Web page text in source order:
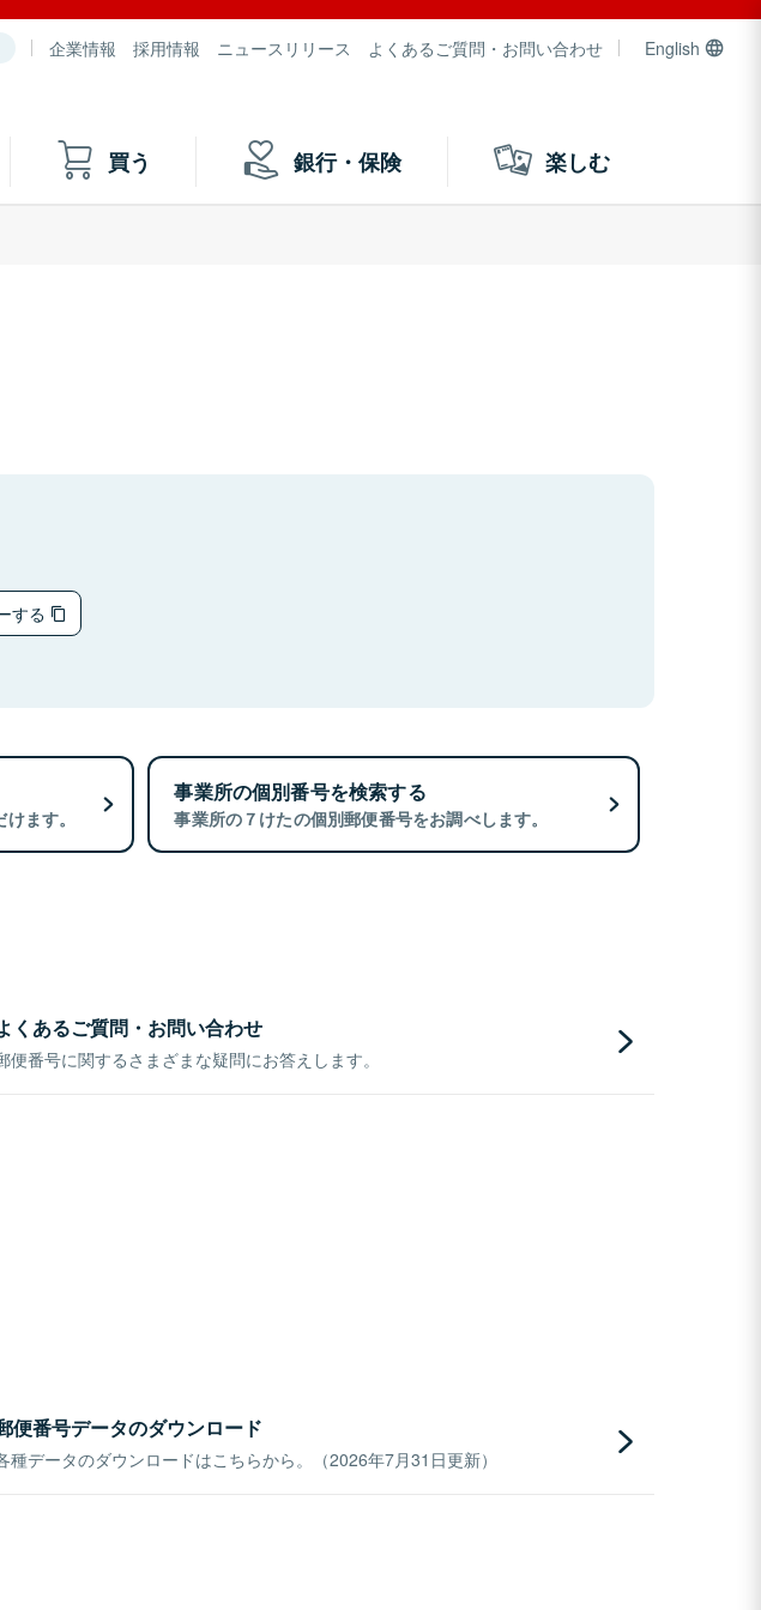
企業情報 採用情報 ニュースリリース よくあるご質問・お問い合わせ English
買う 銀行・保険 楽しむ
する
ます。
事業所の個別番号を検索する
事業所の７けたの個別郵便番号をお調べします。
くあるご質問・お問い合わせ
便番号に関するさまざまな疑問にお答えします。
便番号データのダウンロード
種データのダウンロードはこちらから。（2026年7月31日更新）